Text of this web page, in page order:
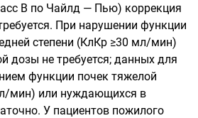
В по Чайлд — Пью) коррекция
При нарушении функции
степени (КлКр ≥30 мл/мин)
дозы не требуется; данных для
функции почек тяжелой
мин) или нуждающихся в
У пациентов пожилого